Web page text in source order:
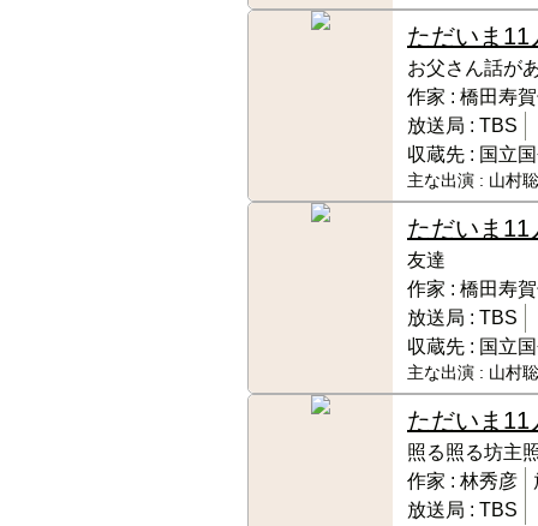
ただいま11
お父さん話が
作家 : 橋田寿
放送局 : TBS
収蔵先 : 国立
主な出演 : 山村
ただいま11
友達
作家 : 橋田寿
放送局 : TBS
収蔵先 : 国立
主な出演 : 山村
ただいま11
照る照る坊主
作家 : 林秀彦
放送局 : TBS